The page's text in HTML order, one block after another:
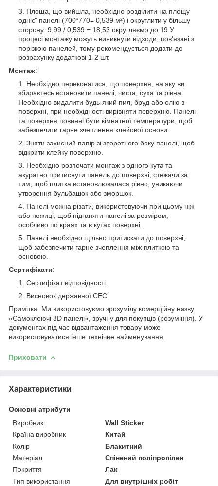
Площа, що вийшла, необхідно розділити на площу
однієї панелі (700*770= 0,539 м²) і округлити у більшу
сторону: 9,99 / 0,539 = 18,53 округляємо до 19.У
процесі монтажу можуть виникнути відходи, пов'язані з
порізкою панелей, тому рекомендується додати до
розрахунку додаткові 1-2 шт.
Монтаж:
Необхідно переконатися, що поверхня, на яку ви
збираєтесь встановити панелі, чиста, суха та рівна.
Необхідно видалити будь-який пил, бруд або олію з
поверхні, при необхідності вирівняти поверхню. Панелі
та поверхня повинні бути кімнатної температури, щоб
забезпечити гарне зчеплення клейової основи.
Зняти захисний папір зі зворотного боку панелі, щоб
відкрити клейку поверхню.
Необхідно розпочати монтаж з одного кута та
акуратно притиснути панель до поверхні, стежачи за
тим, щоб плитка встановлювалася рівно, уникаючи
утворення бульбашок або зморшок.
Панелі можна різати, використовуючи при цьому ніж
або ножиці, щоб підганяти панелі за розміром,
особливо по краях та в кутах поверхні.
Панелі необхідно щільно притискати до поверхні,
щоб забезпечити гарне зчеплення між плиткою та
основою.
Сертифікати:
Сертифікат відповідності.
Висновок державної СЕС.
Примітка: Ми використовуємо зрозумілу комерційну назву
«Самоклеючі 3D панелі», зручну для покупців (розуміння). У
документах під час відвантаження товару може
використовуватися інше технічне найменування.
Приховати
Характеристики
Основні атрибути
Виробник
Wall Sticker
Країна виробник
Китай
Колір
Блакитний
Матеріал
Спінений поліпропілен
Покриття
Лак
Тип використання
Для внутрішніх робіт